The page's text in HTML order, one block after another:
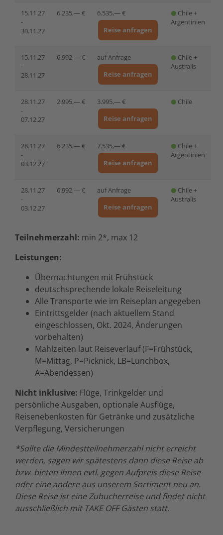
15.11.27
-
30.11.27
6.235,— €
6.535,— €
Reise anfragen
Chile +
Argentinien
15.11.27
-
28.11.27
6.992,— €
auf Anfrage
Reise anfragen
Chile +
Australis
28.11.27
-
07.12.27
2.995,— €
3.995,— €
Reise anfragen
Chile
28.11.27
-
03.12.27
6.235,— €
7.535,— €
Reise anfragen
Chile +
Argentinien
28.11.27
-
03.12.27
6.992,— €
auf Anfrage
Reise anfragen
Chile +
Australis
Teilnehmerzahl: min 2*, max 12
Leistungen:
Übernachtungen mit Frühstück
deutschsprechende lokale Reiseleitung
Alle Transporte wie im Reiseplan angegeben
Eintrittsgelder (nach aktuellem Stand
eingeschlossen, Okt. 2024, Änderungen
vorbehalten)
Mahlzeiten laut Reiseverlauf (F=Frühstück,
M=Mittag, P=Picknick, LB=Lunchbox,
A=Abendessen)
Nicht inklusive: Flüge, Trinkgelder und
persönliche Ausgaben, optionale Ausflüge,
Reisenebenkosten für Getränke und zusätzliche
Verpflegung, Versicherungen
*Sollte die Mindestteilnehmerzahl nicht erreicht
werden, sagen wir spätestens dann diese Reise ab
bzw. bieten Ihnen evtl. gegen Aufpreis diese Reise
oder eine andere aus unserem Sortiment neu an.
Diese Reise ist eine Zubucherreise und findet nicht
ausschließlich mit TAKE OFF Gästen statt.